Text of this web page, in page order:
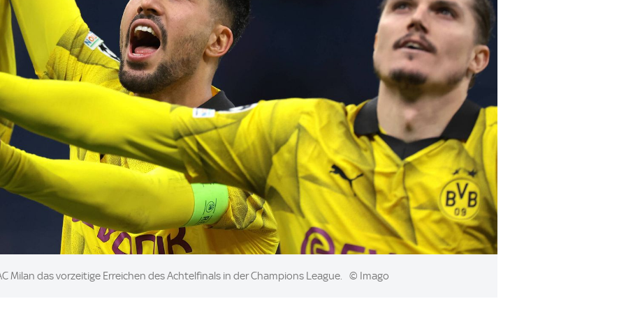
Milan das vorzeitige Erreichen des Achtelfinals in der Champions League. © Imago